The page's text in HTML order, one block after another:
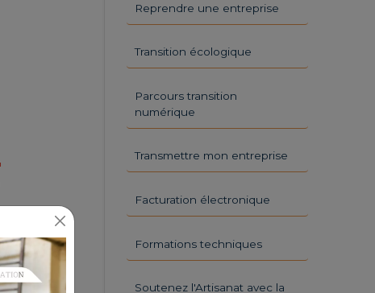
Reprendre une entreprise
Transition écologique
Parcours transition
numérique
Transmettre mon entreprise
Facturation électronique
Formations techniques
Soutenez l'Artisanat avec la